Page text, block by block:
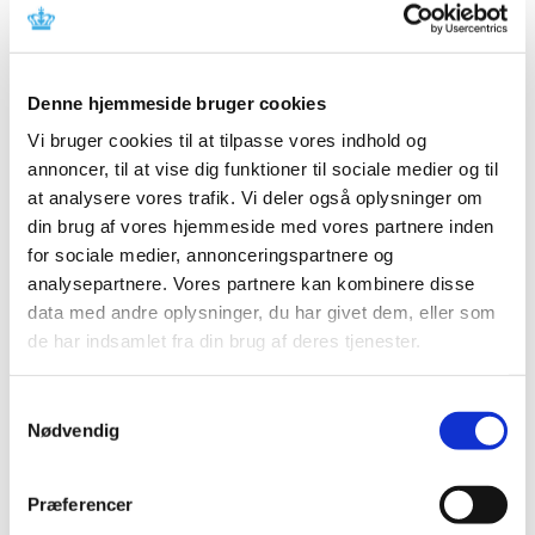
Denne hjemmeside bruger cookies
Vi bruger cookies til at tilpasse vores indhold og
annoncer, til at vise dig funktioner til sociale medier og til
at analysere vores trafik. Vi deler også oplysninger om
din brug af vores hjemmeside med vores partnere inden
for sociale medier, annonceringspartnere og
analysepartnere. Vores partnere kan kombinere disse
data med andre oplysninger, du har givet dem, eller som
de har indsamlet fra din brug af deres tjenester.
Nødvendig
Præferencer
Læger bør tage kontakt til Lægemiddelstyrelsen, hvis
deres kliniske erfaringer viser, at et lægemiddels…
Fem mio. afsat til forskning på
stofskifteområdet
|4. oktober 2018|
Der er afsat fem mio. kr. til forskning i medicinsk
behandling af patienter med lavt stofskifte. …
Ledig bevilling til Egtved Apotek
Bevillingen til at drive Egtved Apotek er ledig pr. 1. april
2019.
Hypotron mod lavt blodtryk får ikke generelt
|3. oktober 2018